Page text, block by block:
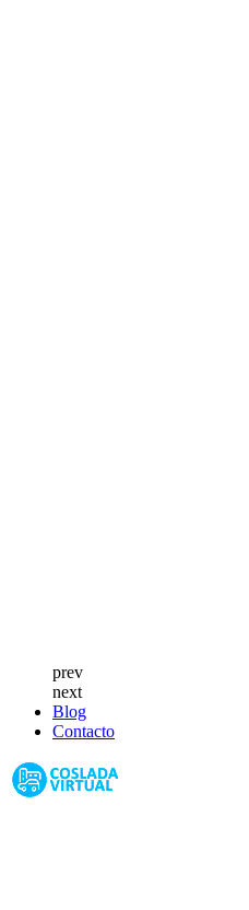
prev
next
Blog
Contacto